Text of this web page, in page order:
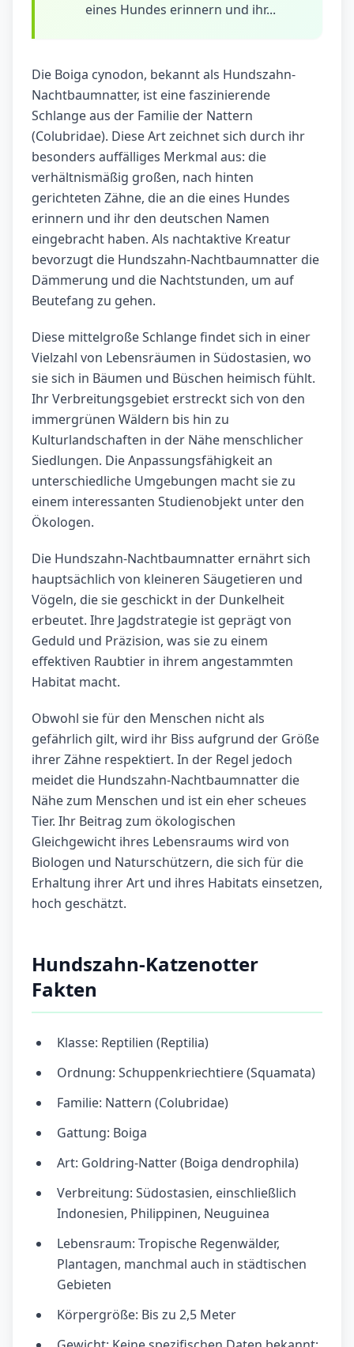
eines Hundes erinnern und ihr...
Die Boiga cynodon, bekannt als Hundszahn-
Nachtbaumnatter, ist eine faszinierende
Schlange aus der Familie der Nattern
(Colubridae). Diese Art zeichnet sich durch ihr
besonders auffälliges Merkmal aus: die
verhältnismäßig großen, nach hinten
gerichteten Zähne, die an die eines Hundes
erinnern und ihr den deutschen Namen
eingebracht haben. Als nachtaktive Kreatur
bevorzugt die Hundszahn-Nachtbaumnatter die
Dämmerung und die Nachtstunden, um auf
Beutefang zu gehen.
Diese mittelgroße Schlange findet sich in einer
Vielzahl von Lebensräumen in Südostasien, wo
sie sich in Bäumen und Büschen heimisch fühlt.
Ihr Verbreitungsgebiet erstreckt sich von den
immergrünen Wäldern bis hin zu
Kulturlandschaften in der Nähe menschlicher
Siedlungen. Die Anpassungsfähigkeit an
unterschiedliche Umgebungen macht sie zu
einem interessanten Studienobjekt unter den
Ökologen.
Die Hundszahn-Nachtbaumnatter ernährt sich
hauptsächlich von kleineren Säugetieren und
Vögeln, die sie geschickt in der Dunkelheit
erbeutet. Ihre Jagdstrategie ist geprägt von
Geduld und Präzision, was sie zu einem
effektiven Raubtier in ihrem angestammten
Habitat macht.
Obwohl sie für den Menschen nicht als
gefährlich gilt, wird ihr Biss aufgrund der Größe
ihrer Zähne respektiert. In der Regel jedoch
meidet die Hundszahn-Nachtbaumnatter die
Nähe zum Menschen und ist ein eher scheues
Tier. Ihr Beitrag zum ökologischen
Gleichgewicht ihres Lebensraums wird von
Biologen und Naturschützern, die sich für die
Erhaltung ihrer Art und ihres Habitats einsetzen,
hoch geschätzt.
Hundszahn-Katzenotter
Fakten
Klasse: Reptilien (Reptilia)
Ordnung: Schuppenkriechtiere (Squamata)
Familie: Nattern (Colubridae)
Gattung: Boiga
Art: Goldring-Natter (Boiga dendrophila)
Verbreitung: Südostasien, einschließlich
Indonesien, Philippinen, Neuguinea
Lebensraum: Tropische Regenwälder,
Plantagen, manchmal auch in städtischen
Gebieten
Körpergröße: Bis zu 2,5 Meter